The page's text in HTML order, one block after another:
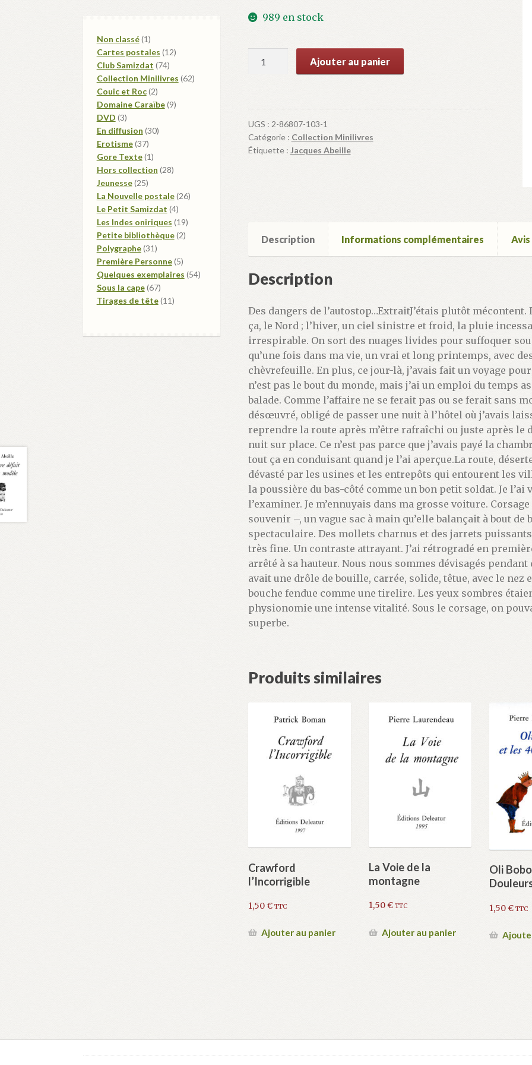
989 en stock
Ajouter au panier
UGS : 2-86807-103-1
Catégorie : Collection Minilivres
Étiquette : Jacques Abeille
Description Informations complémentaires Avis
Description
Des dangers de l’autostop…ExtraitJ’étais plutôt mécontent.
ça, le Nord ; l’hiver, un ciel sinistre et froid, la pluie
irrespirable. On sort des nuages livides pour suffoquer
qu’une fois dans ma vie, un vrai et long printemps, avec
chèvrefeuille. En plus, ce jour-là, j’avais fait un voyage
n’est pas le bout du monde, mais j’ai un emploi du temps
balade. Comme l’affaire ne se ferait pas ou se ferait sans
désœuvré, obligé de passer une nuit à l’hôtel où j’avais
reprendre la route après m’être rafraîchi ou juste après le
nuit sur place. Ce n’est pas parce que j’avais payé la
tout ça en conduisant quand je l’ai aperçue.La route,
dévasté par les usines et les entrepôts qui entourent les
la poussière du bas-côté comme un bon petit soldat. Je l’ai
l’examiner. Je m’ennuyais dans ma grosse voiture.
souvenir –, un vague sac à main qu’elle balançait à bout de
spectaculaire. Des mollets charnus et des jarrets
très fine. Un contraste attrayant. J’ai rétrogradé en
arrêté à sa hauteur. Nous nous sommes dévisagés
avait une drôle de bouille, carrée, solide, têtue, avec le
bouche fendue comme une tirelire. Les yeux sombres
physionomie une intense vitalité. Sous le corsage, on
superbe.
Produits similaires
Crawford
l’Incorrigible
1,50€ TTC
Ajouter au panier
La Voie de la
montagne
1,50€ TTC
Ajouter au panier
Oli
1,50€ TTC
Non classé 11
produit
Cartes postales 1212
Club Samizdat 7474
produits
Collection Minilivres 6262
Couic et Roc 22
produits
Domaine Caraïbe 99
DVD 33
produits
En diffusion 3030
Erotisme 3737
produits
Gore Texte 11
produit
Hors collection 2828
Jeunesse 2525
produits
La Nouvelle postale 2626
Le Petit Samizdat 44
produits
Les Indes oniriques 1919
produits
Petite bibliothèque 22
Polygraphe 3131
produits
Première Personne 55
produits
Quelques exemplaires 5454
Sous la cape 6767
produits
Tirages de tête 1111